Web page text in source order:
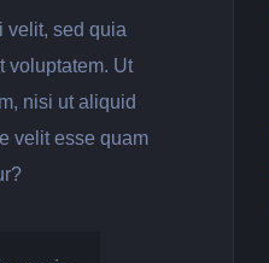
velit, sed quia
voluptatem. Ut
nisi ut aliquid
velit esse quam